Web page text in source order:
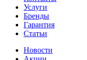
Услуги
Бренды
Гарантия
Статьи
Новости